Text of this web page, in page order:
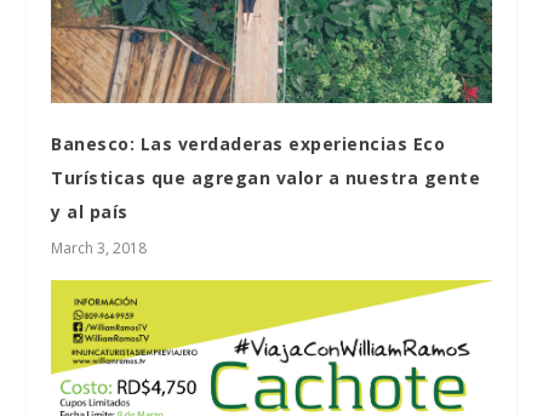
Banesco: Las verdaderas experiencias Eco
Turísticas que agregan valor a nuestra gente
y al país
March 3, 2018